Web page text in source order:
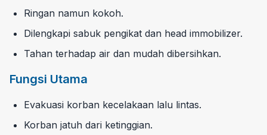
Ringan namun kokoh.
Dilengkapi sabuk pengikat dan head immobilizer.
Tahan terhadap air dan mudah dibersihkan.
Fungsi Utama
Evakuasi korban kecelakaan lalu lintas.
Korban jatuh dari ketinggian.